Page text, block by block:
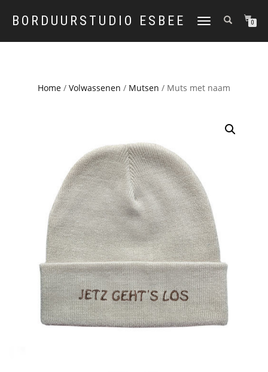
BORDUURSTUDIO ESBEE
TOGGLE
0
Home / Volwassenen / Mutsen / Muts met naam